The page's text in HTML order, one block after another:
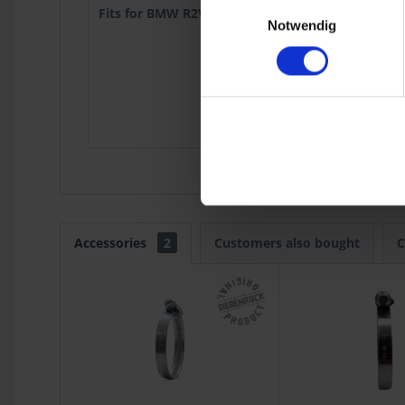
Notwendig
Fits for BMW R2V:
R 75/7
R 45
R 65
R 65 Mono
R 80G/S
Accessories 2 Customers also bought